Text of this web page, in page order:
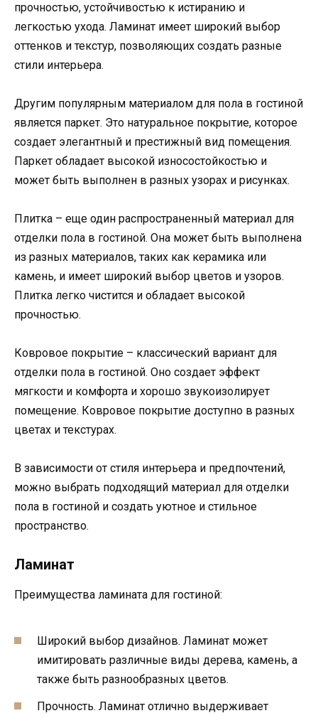
прочностью, устойчивостью к истиранию и
легкостью ухода. Ламинат имеет широкий выбор
оттенков и текстур, позволяющих создать разные
стили интерьера.
Другим популярным материалом для пола в гостиной
является паркет. Это натуральное покрытие, которое
создает элегантный и престижный вид помещения.
Паркет обладает высокой износостойкостью и
может быть выполнен в разных узорах и рисунках.
Плитка – еще один распространенный материал для
отделки пола в гостиной. Она может быть выполнена
из разных материалов, таких как керамика или
камень, и имеет широкий выбор цветов и узоров.
Плитка легко чистится и обладает высокой
прочностью.
Ковровое покрытие – классический вариант для
отделки пола в гостиной. Оно создает эффект
мягкости и комфорта и хорошо звукоизолирует
помещение. Ковровое покрытие доступно в разных
цветах и текстурах.
В зависимости от стиля интерьера и предпочтений,
можно выбрать подходящий материал для отделки
пола в гостиной и создать уютное и стильное
пространство.
Ламинат
Преимущества ламината для гостиной:
Широкий выбор дизайнов. Ламинат может
имитировать различные виды дерева, камень, а
также быть разнообразных цветов.
Прочность. Ламинат отлично выдерживает